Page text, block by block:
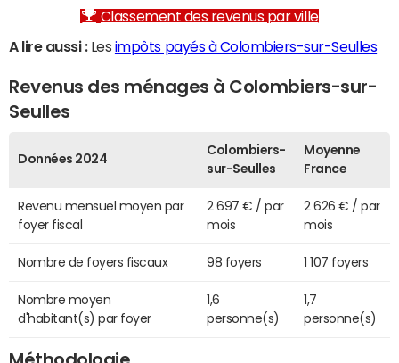
Classement des revenus par ville
A lire aussi :Les impôts payés à Colombiers-sur-Seulles
Revenus des ménages à Colombiers-sur-
Seulles
Données 2024
Colombiers-
sur-Seulles
Moyenne
France
Revenu mensuel moyen par
foyer fiscal
2 697 € / par
mois
2 626 € / par
mois
Nombre de foyers fiscaux 98 foyers 1 107 foyers
Nombre moyen
d'habitant(s) par foyer
1,6
personne(s)
1,7
personne(s)